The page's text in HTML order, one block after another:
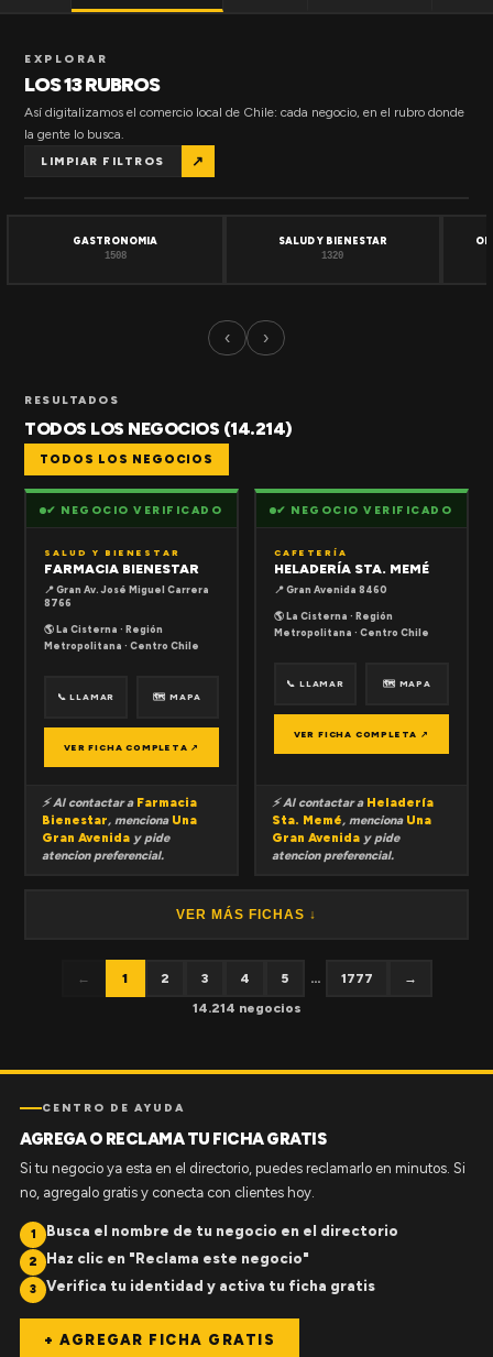
EXPLORAR
LOS 13 RUBROS
Así digitalizamos el comercio local de Chile: cada negocio, en el rubro donde
la gente lo busca.
LIMPIAR FILTROS ↗
GASTRONOMIA
1508
SALUD Y BIENESTAR
1320
‹ ›
RESULTADOS
TODOS LOS NEGOCIOS (14.214)
TODOS LOS NEGOCIOS
✔ NEGOCIO VERIFICADO
SALUD Y BIENESTAR
FARMACIA BIENESTAR
📍 Gran Av. José Miguel Carrera
8766
🌎 La Cisterna · Región
Metropolitana · Centro Chile
📞 LLAMAR 🗺 MAPA
VER FICHA COMPLETA ↗
⚡ Al contactar a Farmacia
Bienestar, menciona Una
Gran Avenida y pide
atencion preferencial.
✔ NEGOCIO VERIFICADO
CAFETERÍA
HELADERÍA STA. MEMÉ
📍 Gran Avenida 8460
🌎 La Cisterna · Región
Metropolitana · Centro Chile
📞 LLAMAR 🗺 MAPA
VER FICHA COMPLETA ↗
⚡ Al contactar a Heladería
Sta. Memé, menciona Una
Gran Avenida y pide
atencion preferencial.
VER MÁS FICHAS ↓
← 1 2 3 4 5 ... 1777
→
14.214 negocios
CENTRO DE AYUDA
AGREGA O RECLAMA TU FICHA GRATIS
Si tu negocio ya esta en el directorio, puedes reclamarlo en minutos. Si
no, agregalo gratis y conecta con clientes hoy.
1 Busca el nombre de tu negocio en el directorio
2 Haz clic en "Reclama este negocio"
3 Verifica tu identidad y activa tu ficha gratis
+ AGREGAR FICHA GRATIS